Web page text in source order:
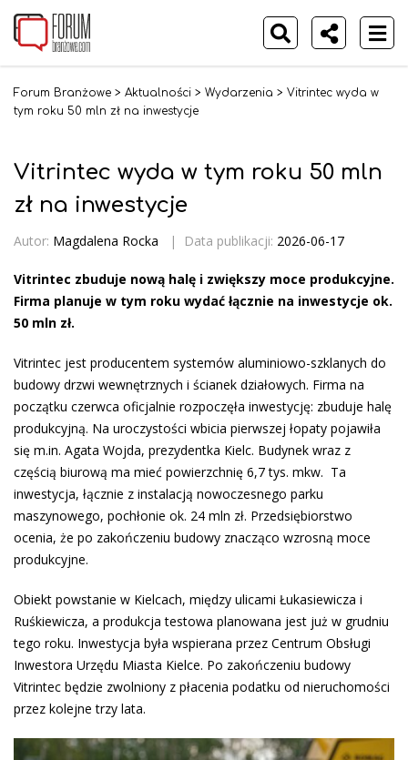
Forum Branżowe > Aktualności > Wydarzenia > Vitrintec wyda w
tym roku 50 mln zł na inwestycje
Vitrintec wyda w tym roku 50 mln
zł na inwestycje
Autor: Magdalena Rocka | Data publikacji: 2026-06-17
Vitrintec zbuduje nową halę i zwiększy moce produkcyjne.
Firma planuje w tym roku wydać łącznie na inwestycje ok.
50 mln zł.
Vitrintec jest producentem systemów aluminiowo-szklanych do
budowy drzwi wewnętrznych i ścianek działowych. Firma na
początku czerwca oficjalnie rozpoczęła inwestycję: zbuduje halę
produkcyjną. Na uroczystości wbicia pierwszej łopaty pojawiła
się m.in. Agata Wojda, prezydentka Kielc. Budynek wraz z
częścią biurową ma mieć powierzchnię 6,7 tys. mkw. Ta
inwestycja, łącznie z instalacją nowoczesnego parku
maszynowego, pochłonie ok. 24 mln zł. Przedsiębiorstwo
ocenia, że po zakończeniu budowy znacząco wzrosną moce
produkcyjne.
Obiekt powstanie w Kielcach, między ulicami Łukasiewicza i
Ruśkiewicza, a produkcja testowa planowana jest już w grudniu
tego roku. Inwestycja była wspierana przez Centrum Obsługi
Inwestora Urzędu Miasta Kielce. Po zakończeniu budowy
Vitrintec będzie zwolniony z płacenia podatku od nieruchomości
przez kolejne trzy lata.